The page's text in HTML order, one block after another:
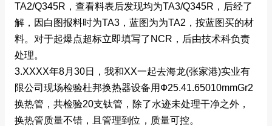
TA2/Q345R，查看料表后发现均为TA3/Q345R，后经了
解，因白图报料时为TA3，蓝图为为TA2，按蓝图买的材
料。对于起爆点超标立即填写了NCR，后由技术科负责
处理。
3.XXXX年8月30日，我和XX一起去海龙(张家港)实业有
限公司现场检验杜邦换热器设备用Ф25.41.65010mmGr2
换热管，共检验20支钛管，除了水迹未处理干净之外，
换热管质量不错，且管理到位，质量可控。